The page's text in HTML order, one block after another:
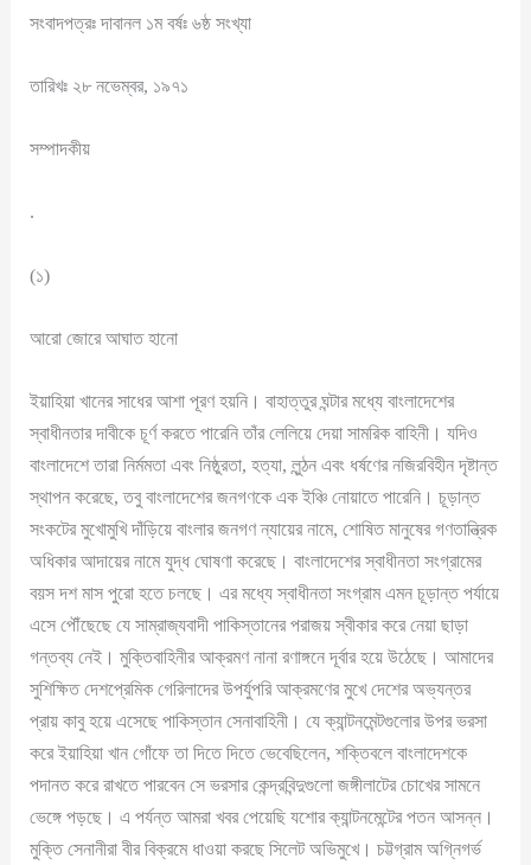
সংবাদপত্রঃ দাবানল ১ম বর্ষঃ ৬ষ্ঠ সংখ্যা
তারিখঃ ২৮ নভেম্বর, ১৯৭১
সম্পাদকীয়
.
(১)
আরো জোরে আঘাত হানো
ইয়াহিয়া খানের সাধের আশা পূরণ হয়নি। বাহাত্তুর ঘন্টার মধ্যে বাংলাদেশের
স্বাধীনতার দাবীকে চূর্ণ করতে পারেনি তাঁর লেলিয়ে দেয়া সামরিক বাহিনী। যদিও
বাংলাদেশে তারা নির্মমতা এবং নিষ্ঠুরতা, হত্যা, লুন্ঠন এবং ধর্ষণের নজিরবিহীন দৃষ্টান্ত
স্থাপন করেছে, তবু বাংলাদেশের জনগণকে এক ইঞ্চি নোয়াতে পারেনি। চূড়ান্ত
সংকটের মুখোমুখি দাঁড়িয়ে বাংলার জনগণ ন্যায়ের নামে, শোষিত মানুষের গণতান্ত্রিক
অধিকার আদায়ের নামে যুদ্ধ ঘোষণা করেছে। বাংলাদেশের স্বাধীনতা সংগ্রামের
বয়স দশ মাস পুরো হতে চলছে। এর মধ্যে স্বাধীনতা সংগ্রাম এমন চূড়ান্ত পর্যায়ে
এসে পৌঁছেছে যে সাম্রাজ্যবাদী পাকিস্তানের পরাজয় স্বীকার করে নেয়া ছাড়া
গন্তব্য নেই। মুক্তিবাহিনীর আক্রমণ নানা রণাঙ্গনে দূর্বার হয়ে উঠেছে। আমাদের
সুশিক্ষিত দেশপ্রেমিক গেরিলাদের উপর্যুপরি আক্রমণের মুখে দেশের অভ্যন্তর
প্রায় কাবু হয়ে এসেছে পাকিস্তান সেনাবাহিনী। যে ক্যান্টনমেন্টগুলোর উপর ভরসা
করে ইয়াহিয়া খান গোঁফে তা দিতে দিতে ভেবেছিলেন, শক্তিবলে বাংলাদেশকে
পদানত করে রাখতে পারবেন সে ভরসার কেন্দ্রবিন্দুগুলো জঙ্গীলাটের চোখের সামনে
ভেঙ্গে পড়ছে। এ পর্যন্ত আমরা খবর পেয়েছি যশোর ক্যান্টনমেন্টের পতন আসন্ন।
মুক্তি সেনানীরা বীর বিক্রমে ধাওয়া করছে সিলেট অভিমুখে। চট্টগ্রাম অগ্নিগর্ভ